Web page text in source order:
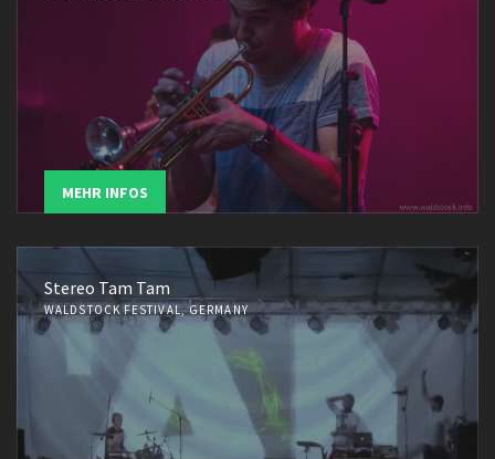
MEHR INFOS
Stereo Tam Tam
WALDSTOCK FESTIVAL, GERMANY